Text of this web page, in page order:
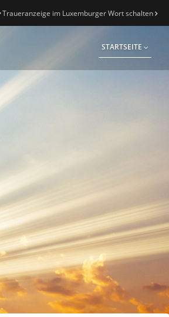
Traueranzeige im Luxemburger Wort schalten
STARTSEITE